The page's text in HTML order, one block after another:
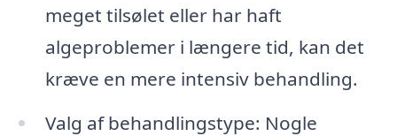
meget tilsølet eller har haft
algeproblemer i længere tid, kan det
kræve en mere intensiv behandling.
Valg af behandlingstype: Nogle